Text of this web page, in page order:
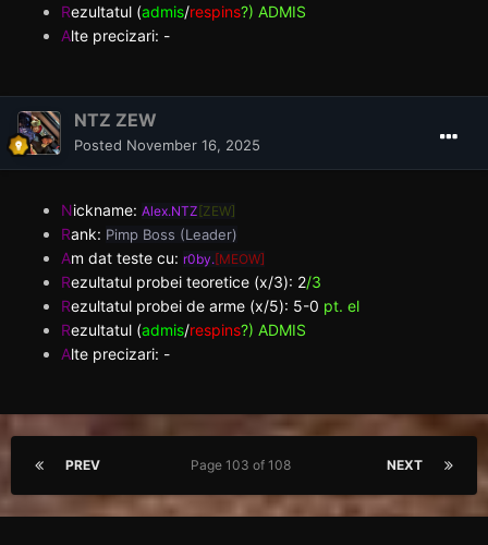
Rezultatul (admis/respins?) ADMIS
Alte precizari: -
NTZ ZEW
Posted November 16, 2025
Nickname: Alex.NTZ[ZEW]
Rank: Pimp Boss (Leader)
Am dat teste cu: r0by.[MEOW]
Rezultatul probei teoretice (x/3): 2/3
Rezultatul probei de arme (x/5): 5-0 pt. el
Rezultatul (admis/respins?) ADMIS
Alte precizari: -
PREV NEXT
Page 103 of 108